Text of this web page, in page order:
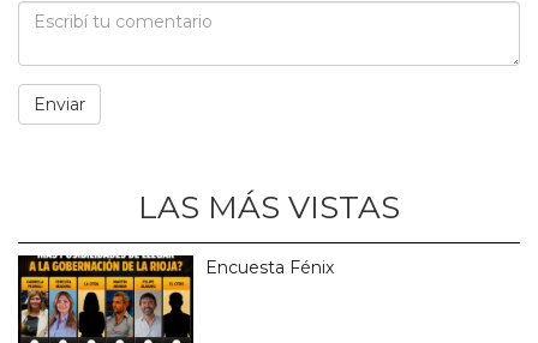
LAS MÁS VISTAS
Encuesta Fénix